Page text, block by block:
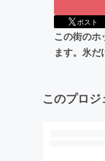
ポスト
この街の
ます。氷
このプロ